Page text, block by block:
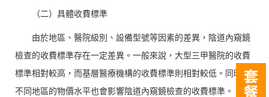
（二）具體收費標準
由於地區、醫院級別、設備型號等因素的差異，陰道內窺鏡
檢查的收費標準存在一定差異。一般來說，大型三甲醫院的收費
標準相對較高，而基層醫療機構的收費標準則相對較低。同時，
不同地區的物價水平也會影響陰道內窺鏡檢查的收費標準。